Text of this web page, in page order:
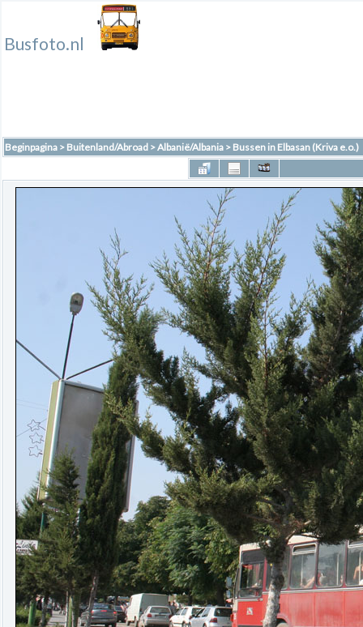
Busfoto.nl
Beginpagina > Buitenland/Abroad >Albanië/Albania > Bussen in Elbasan (Kriva e.o.)